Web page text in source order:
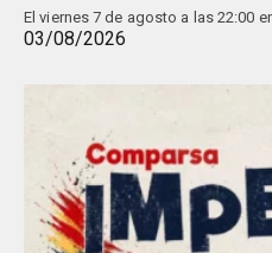
El viernes 7 de agosto a las 22:00
03/08/2026